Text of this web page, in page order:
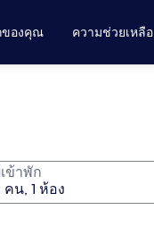
ของคุณ ความช่วยเหลือ
ข้าพัก